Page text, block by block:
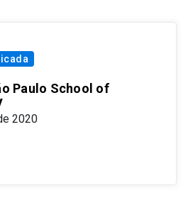
Paulo School of
2020